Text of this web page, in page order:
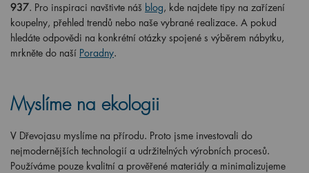
937. Pro inspiraci navštivte náš blog, kde najdete tipy na zařízení
koupelny, přehled trendů nebo naše vybrané realizace. A pokud
hledáte odpovědi na konkrétní otázky spojené s výběrem nábytku,
mrkněte do naší Poradny.
Myslíme na ekologii
V Dřevojasu myslíme na přírodu. Proto jsme investovali do
nejmodernějších technologií a udržitelných výrobních procesů.
Používáme pouze kvalitní a prověřené materiály a minimalizujeme